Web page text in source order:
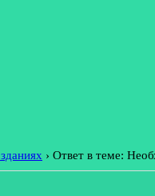
› Ответ в теме: